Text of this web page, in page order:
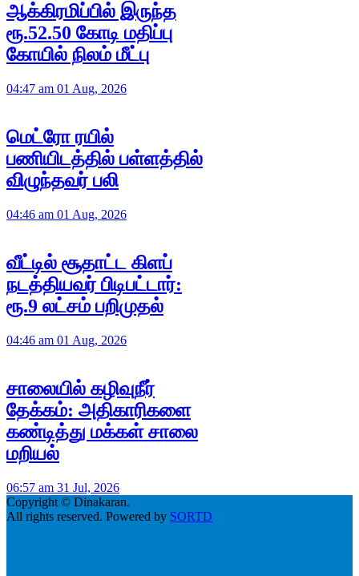
ஆக்கிரமிப்பில் இருந்த
ரூ.52.50 கோடி மதிப்பு
கோயில் நிலம் மீட்பு
04:47 am 01 Aug, 2026
மெட்ரோ ரயில்
பணியிடத்தில் பள்ளத்தில்
விழுந்தவர் பலி
04:46 am 01 Aug, 2026
வீட்டில் சூதாட்ட கிளப்
நடத்தியவர் பிடிபட்டார்:
ரூ.9 லட்சம் பறிமுதல்
04:46 am 01 Aug, 2026
சாலையில் கழிவுநீர்
தேக்கம்: அதிகாரிகளை
கண்டித்து மக்கள் சாலை
மறியல்
06:57 am 31 Jul, 2026
Copyright © Dinakaran.
All rights reserved. Powered by SORTD